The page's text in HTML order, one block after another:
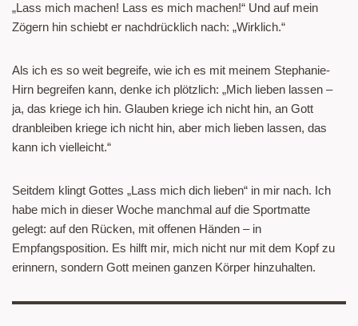
„Lass mich machen! Lass es mich machen!“ Und auf mein
Zögern hin schiebt er nachdrücklich nach: „Wirklich.“
Als ich es so weit begreife, wie ich es mit meinem Stephanie-
Hirn begreifen kann, denke ich plötzlich: „Mich lieben lassen –
ja, das kriege ich hin. Glauben kriege ich nicht hin, an Gott
dranbleiben kriege ich nicht hin, aber mich lieben lassen, das
kann ich vielleicht.“
Seitdem klingt Gottes „Lass mich dich lieben“ in mir nach. Ich
habe mich in dieser Woche manchmal auf die Sportmatte
gelegt: auf den Rücken, mit offenen Händen – in
Empfangsposition. Es hilft mir, mich nicht nur mit dem Kopf zu
erinnern, sondern Gott meinen ganzen Körper hinzuhalten.